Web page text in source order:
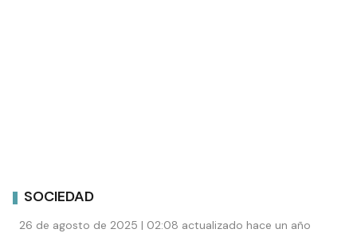
SOCIEDAD
26 de agosto de 2025 | 02:08 actualizado hace un año